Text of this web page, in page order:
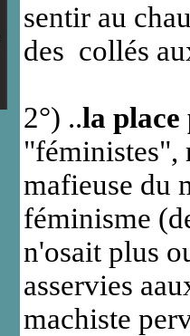
sentir au
des collés
2°) ..la place
"féministes",
mafieuse du
féminisme
n'osait plus
asservies
machiste